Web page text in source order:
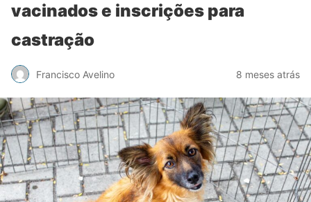
vacinados e inscrições para
castração
Francisco Avelino 8 meses atrás